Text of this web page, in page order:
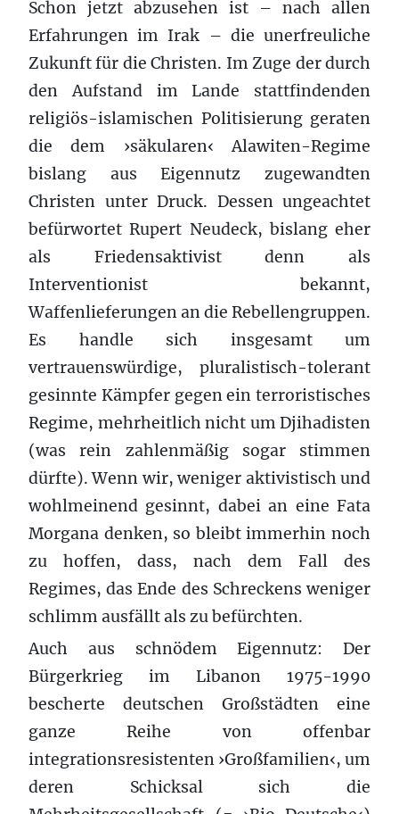
Schon jetzt abzusehen ist – nach allen
Erfahrungen im Irak – die unerfreuliche
Zukunft für die Christen. Im Zuge der durch
den Aufstand im Lande stattfindenden
religiös-islamischen Politisierung geraten
die dem ›säkularen‹ Alawiten-Regime
bislang aus Eigennutz zugewandten
Christen unter Druck. Dessen ungeachtet
befürwortet Rupert Neudeck, bislang eher
als Friedensaktivist denn als
Interventionist bekannt,
Waffenlieferungen an die Rebellengruppen.
Es handle sich insgesamt um
vertrauenswürdige, pluralistisch-tolerant
gesinnte Kämpfer gegen ein terroristisches
Regime, mehrheitlich nicht um Djihadisten
(was rein zahlenmäßig sogar stimmen
dürfte). Wenn wir, weniger aktivistisch und
wohlmeinend gesinnt, dabei an eine Fata
Morgana denken, so bleibt immerhin noch
zu hoffen, dass, nach dem Fall des
Regimes, das Ende des Schreckens weniger
schlimm ausfällt als zu befürchten.
Auch aus schnödem Eigennutz: Der
Bürgerkrieg im Libanon 1975-1990
bescherte deutschen Großstädten eine
ganze Reihe von offenbar
integrationsresistenten ›Großfamilien‹, um
deren Schicksal sich die